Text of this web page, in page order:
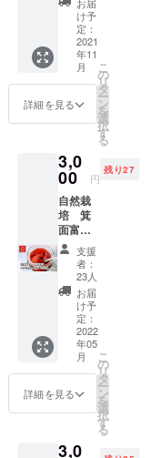
しました。
たい人
向けの
リター
ンで
す。 プ
ロジェ
クト
リー
般社団
法人未
来環境
エネル
ギー坂
東より
お礼の
メール
（2021
年11月
頃）お
よび自
然栽培
や耕作
放棄地
再生作
業など
（2021
お届
け予
定：
2021
年11
月
詳細を見る
こ
の
リ
タ
ー
ン
を
選
択
す
る
3,0
00 円
残り27
自然栽
培 箕
面富い
ちご
ジャム
１４０
ｇ 1個
（送料
込） ・
オーガ
ニック
ミネラ
ルシュ
ガー使
用 サ
まれる
支援
者：
23人
お届
け予
定：
2022
年05
月
詳細を見る
こ
の
リ
タ
ー
ン
を
選
択
す
る
3,0